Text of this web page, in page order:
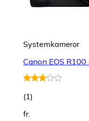
Systemkameror
Canon EOS
(1)
fr.